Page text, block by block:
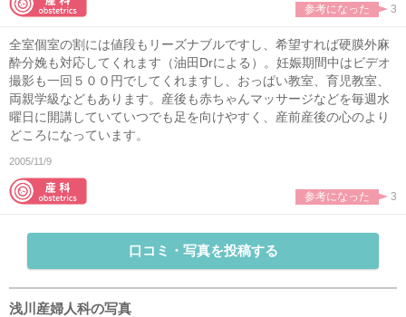
参考になった 3
全室個室の割には値段もリーズナブルですし、希望すれば硬膜外麻
酔分娩も対応してくれます（油田Drによる）。妊娠期間中はビデオ
撮影も一回５００円でしてくれますし、おっぱい教室、育児教室、
両親学級などもあります。産後も赤ちゃんマッサージなどを毎週水
曜日に開講していていつでも足を向けやすく、産前産後の心のより
どころになっています。
2005/11/9
参考になった 3
口コミ・写真を投稿する
浅川産婦人科の写真